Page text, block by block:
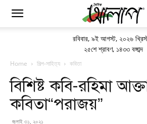
রবিবার, ৯ই আগস্ট, ২০২৬
২৫শে শ্রাবণ, ১৪৩৩ বঙ্গাব্দ
Home শিল্প-সাহিত্য কবিতা
বিশিষ্ট কবি-রহিমা
কবিতা“পরাজয়”
জুলাই ৩১, ২০২১